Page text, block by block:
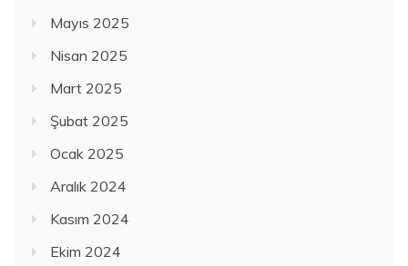
Mayıs 2025
Nisan 2025
Mart 2025
Şubat 2025
Ocak 2025
Aralık 2024
Kasım 2024
Ekim 2024